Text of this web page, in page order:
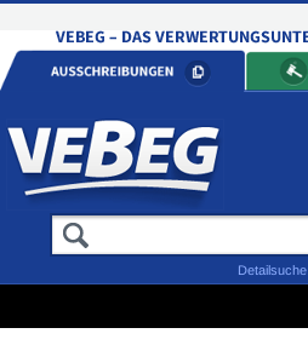
Detailsuche